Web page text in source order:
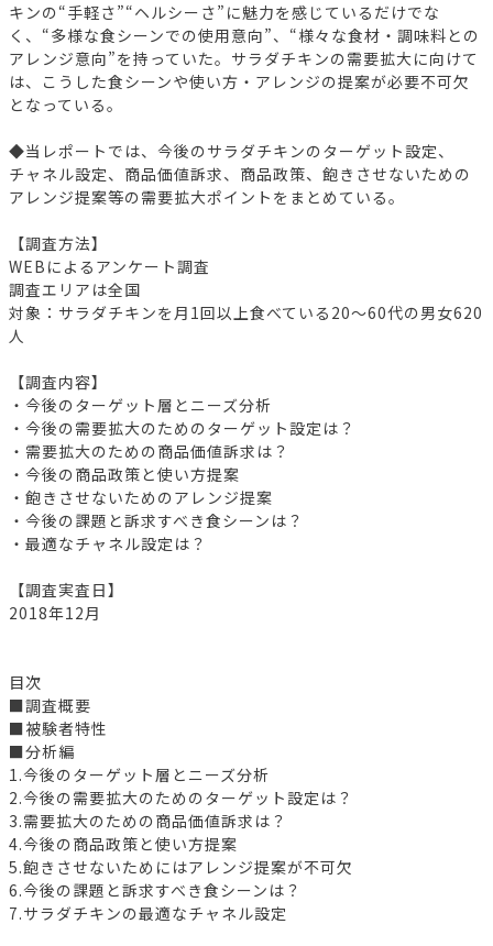
キンの“手軽さ”“ヘルシーさ”に魅力を感じているだけでな
く、“多様な食シーンでの使用意向”、“様々な食材・調味料との
アレンジ意向”を持っていた。サラダチキンの需要拡大に向けて
は、こうした食シーンや使い方・アレンジの提案が必要不可欠
となっている。
◆当レポートでは、今後のサラダチキンのターゲット設定、
チャネル設定、商品価値訴求、商品政策、飽きさせないための
アレンジ提案等の需要拡大ポイントをまとめている。
【調査方法】
WEBによるアンケート調査
調査エリアは全国
対象：サラダチキンを月1回以上食べている20～60代の男女620
人
【調査内容】
・今後のターゲット層とニーズ分析
・今後の需要拡大のためのターゲット設定は？
・需要拡大のための商品価値訴求は？
・今後の商品政策と使い方提案
・飽きさせないためのアレンジ提案
・今後の課題と訴求すべき食シーンは？
・最適なチャネル設定は？
【調査実査日】
2018年12月
目次
■調査概要
■被験者特性
■分析編
1.今後のターゲット層とニーズ分析
2.今後の需要拡大のためのターゲット設定は？
3.需要拡大のための商品価値訴求は？
4.今後の商品政策と使い方提案
5.飽きさせないためにはアレンジ提案が不可欠
6.今後の課題と訴求すべき食シーンは？
7.サラダチキンの最適なチャネル設定